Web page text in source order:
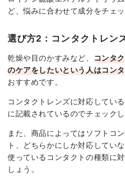
ど、悩みに合わせて成分をチェ
選び方2：コンタクトレン
乾燥や目のかすみなど、 コンタ
のケアをしたいという人はコン
おすすめです。
コンタクトレンズに対応してい
に記載されているのでチェックし
また、商品によってはソフトコ
ト、どちらかにしか対応してい
使っているコンタクトの種類に
しょう。